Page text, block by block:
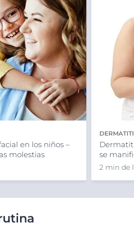
en los niños –
molestias
se
2 min de